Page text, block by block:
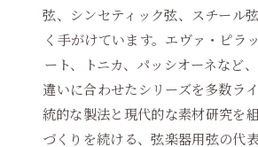
弦、シンセティック弦、スチール
く手がけています。エヴァ・ピラ
ート、トニカ、パッシオーネなど
違いに合わせたシリーズを多数ラ
統的な製法と現代的な素材研究を
づくりを続ける、弦楽器用弦の代